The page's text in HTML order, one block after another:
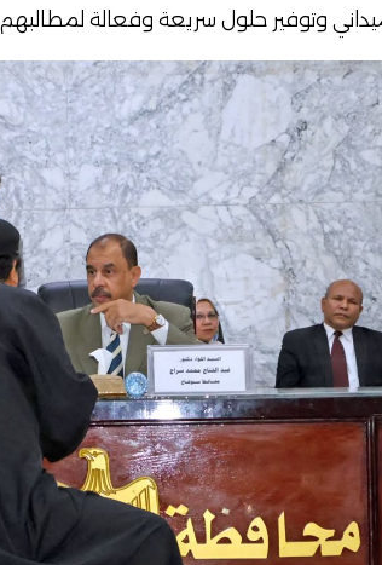
وتوفير حلول سريعة وفعالة لمطالبهم.